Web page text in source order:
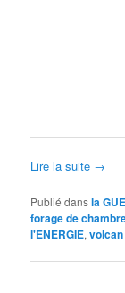
Lire la suite →
Publié dansla
forage de
l'ENERGIE,volcan